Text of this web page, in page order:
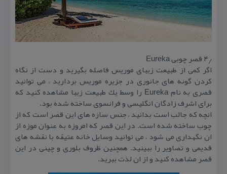
۴٫ قصر چوبی Eureka
اگر كمی از طبیعت زیبای موریس فاصله بگیرید و دست از نگاه
كردن گونه های جانوری در جزیره موریس بردارید ، می توانید
قصری به نام Eureka را وسط یك طبیعت زیبا مشاهده كنید كه
برای اشرف زادگان انگلیسی و فرانسوی ساخته شده بود.
انچه كه جالب است بدانید ، جنس سازه های این قصر است كه از
چوب ساخته شده است. در این قصر كه امروزه به عنوان موزه از
ان نگهداری می شود ، می توانید وسایل خانه عتیقه با نقشه های
قدیمی و تصاویر را ببینید. همچنین ظروف بلوری و چینی در این
قصر مشاهده كنید و از ان لذت ببرید.